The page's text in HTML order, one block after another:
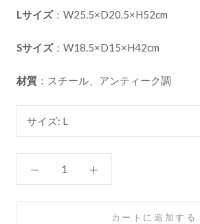
Lサイズ：W25.5×D20.5×H52cm
Sサイズ：W18.5×D15×H42cm
材質 ：スチール、アンティーク調
サイズ: L
カートに追加する